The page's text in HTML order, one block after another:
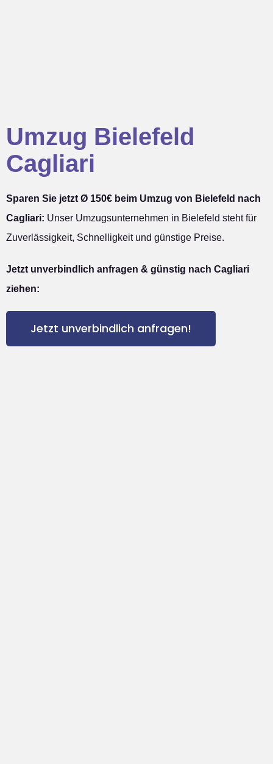
Umzug Bielefeld
Cagliari
Sparen Sie jetzt Ø 150€ beim Umzug von Bielefeld nach
Cagliari: Unser Umzugsunternehmen in Bielefeld steht für
Zuverlässigkeit, Schnelligkeit und günstige Preise.
Jetzt unverbindlich anfragen & günstig nach Cagliari
ziehen:
Jetzt unverbindlich anfragen!